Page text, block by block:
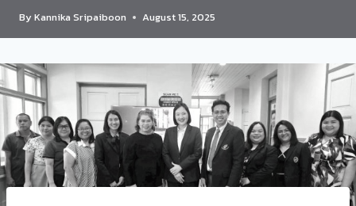
By Kannika Sripaiboon August 15, 2025